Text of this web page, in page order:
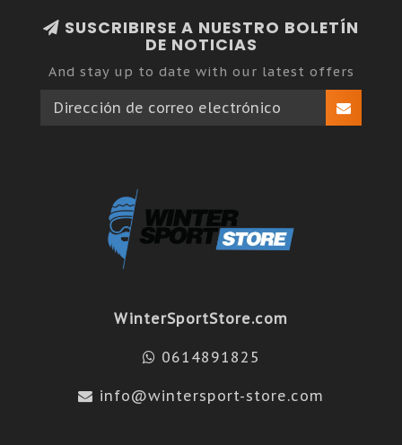
SUSCRIBIRSE A NUESTRO BOLETÍN
DE NOTICIAS
And stay up to date with our latest offers
WinterSportStore.com
0614891825
info@wintersport-store.com